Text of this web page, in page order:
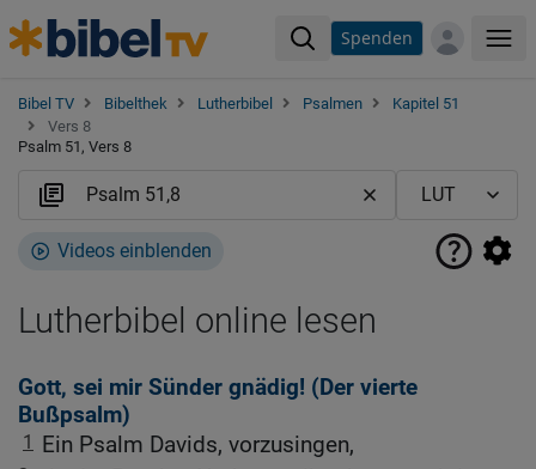
Spenden
Bibel TV Bibelthek Lutherbibel Psalmen
Kapitel 51
Vers 8
Psalm 51, Vers 8
Videos einblenden
Lutherbibel online lesen
Gott, sei mir Sünder gnädig! (Der vierte
Bußpsalm)
1 Ein Psalm Davids, vorzusingen,